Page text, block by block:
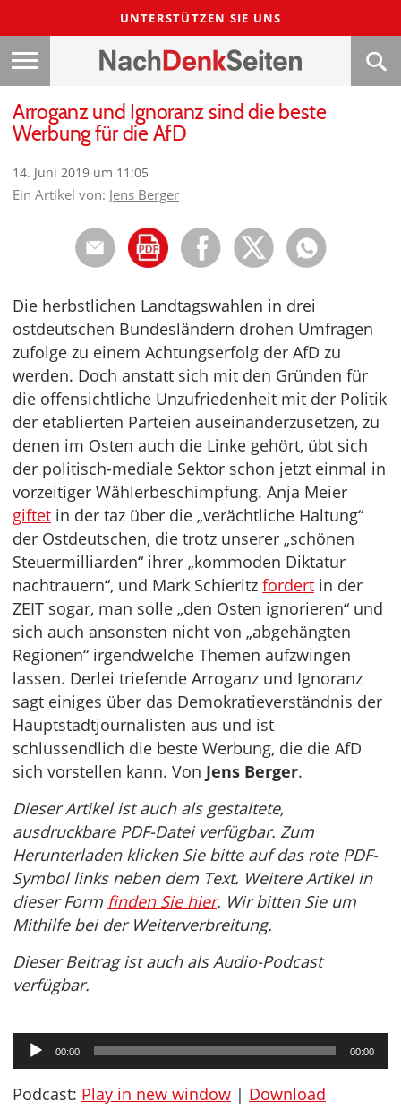
UNTERSTÜTZEN SIE UNS
Arroganz und Ignoranz sind die beste
Werbung für die AfD
14. Juni 2019 um 11:05
Ein Artikel von: Jens Berger
Die herbstlichen Landtagswahlen in drei
ostdeutschen Bundesländern drohen Umfragen
zufolge zu einem Achtungserfolg der AfD zu
werden. Doch anstatt sich mit den Gründen für
die offensichtliche Unzufriedenheit mit der Politik
der etablierten Parteien auseinanderzusetzen, zu
denen im Osten auch die Linke gehört, übt sich
der politisch-mediale Sektor schon jetzt einmal in
vorzeitiger Wählerbeschimpfung. Anja Meier
giftet in der taz über die „verächtliche Haltung“
der Ostdeutschen, die trotz unserer „schönen
Steuermilliarden“ ihrer „kommoden Diktatur
nachtrauern“, und Mark Schieritz fordert in der
ZEIT sogar, man solle „den Osten ignorieren“ und
sich auch ansonsten nicht von „abgehängten
Regionen“ irgendwelche Themen aufzwingen
lassen. Derlei triefende Arroganz und Ignoranz
sagt einiges über das Demokratieverständnis der
Hauptstadtjournalisten aus und ist
schlussendlich die beste Werbung, die die AfD
sich vorstellen kann. Von Jens Berger.
Dieser Artikel ist auch als gestaltete,
ausdruckbare PDF-Datei verfügbar. Zum
Herunterladen klicken Sie bitte auf das rote PDF-
Symbol links neben dem Text. Weitere Artikel in
dieser Form finden Sie hier. Wir bitten Sie um
Mithilfe bei der Weiterverbreitung.
Dieser Beitrag ist auch als Audio-Podcast
verfügbar.
Audio-
Player
00:00 00:00
Podcast: Play in new window | Download